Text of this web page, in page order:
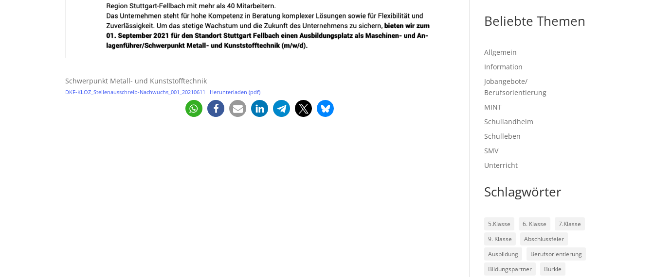
Schwerpunkt Metall- und Kunststofftechnik
DKF-KLOZ_Stellenausschreib-Nachwuchs_001_20210611 Herunterladen (pdf)
Beliebte Themen
Allgemein
Information
Jobangebote/
Berufsorientierung
MINT
Schullandheim
Schulleben
SMV
Unterricht
Schlagwörter
5.Klasse 6. Klasse
7.Klasse
9. Klasse
Abschlussfeier
Ausbildung
Berufsorientierung
Bildungspartner
Bürkle